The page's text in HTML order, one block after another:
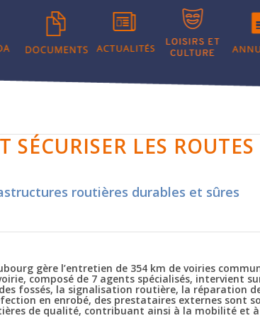
LES
routières durables et sûres
gère l’entretien de 354 km de voiries
composé de 7 agents spécialisés, intervient
fossés, la signalisation routière, la réparation
en enrobé, des prestataires externes sont
de qualité, contribuant ainsi à la mobilité et à